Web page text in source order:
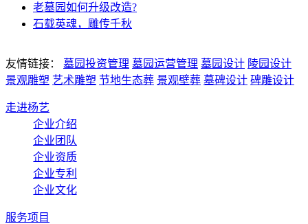
老墓园如何升级改造?
石载英魂，雕传千秋
友情链接： 墓园投资管理 墓园运营管理 墓园设计 陵园设计
景观雕塑 艺术雕塑 节地生态葬 景观壁葬 墓碑设计 碑雕设计
走进杨艺
企业介绍
企业团队
企业资质
企业专利
企业文化
服务项目